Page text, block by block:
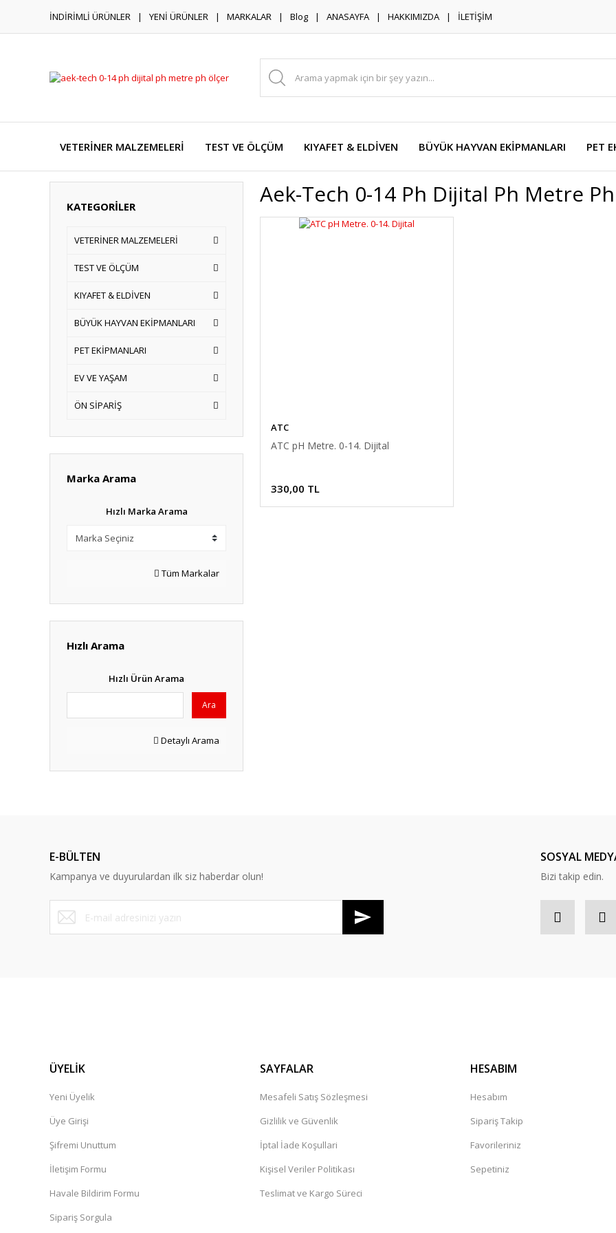
İNDİRİMLİ ÜRÜNLER YENİ ÜRÜNLER MARKALAR Blog ANASAYFA HAKKIMIZDA İLETİŞİM
VETERİNER MALZEMELERİ TEST VE ÖLÇÜM KIYAFET & ELDİVEN BÜYÜK HAYVAN EKİPMANLARI PET
KATEGORİLER
VETERİNER MALZEMELERİ
TEST VE ÖLÇÜM
KIYAFET & ELDİVEN
BÜYÜK HAYVAN EKİPMANLARI
PET EKİPMANLARI
EV VE YAŞAM
ÖN SİPARİŞ
Marka Arama
Hızlı Marka Arama
Tüm Markalar
Hızlı Arama
Hızlı Ürün Arama
Ara
Detaylı Arama
Aek-Tech 0-14 Ph Dijital Ph Metre
ATC
ATC pH Metre. 0-14. Dijital
330,00 TL
E-BÜLTEN
Kampanya ve duyurulardan ilk siz haberdar olun!
SOSYAL
Bizi takip edin.
ÜYELİK
Yeni Üyelik
Üye Girişi
Şifremi Unuttum
İletişim Formu
Havale Bildirim Formu
Sipariş Sorgula
SAYFALAR
Mesafeli Satış Sözleşmesi
Gizlilik ve Güvenlik
İptal İade Koşullari
Kişisel Veriler Politikası
Teslimat ve Kargo Süreci
HESABIM
Hesabım
Sipariş Takip
Favorileriniz
Sepetiniz